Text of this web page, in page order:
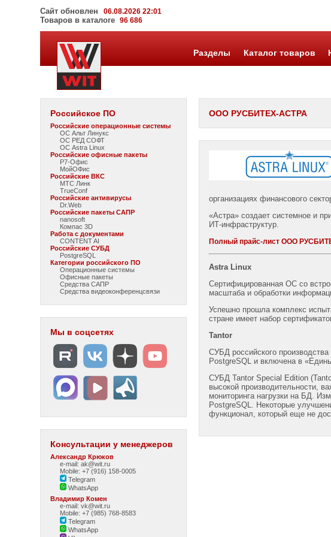
Сайт обновлен 06.08.2026 22:01
Товаров в каталоге96 686
Разделы Каталог товаров
Российское ПО
Российские операционные системы
ОС Альт Линукс
ОС РЕД СОФТ
ОС Astra Linux
Российские офисные пакеты
Р7-Офис
МойОФис
Российские ВКС
МТС Линк
TrueConf
Российские антивирусы
Dr.Web
Российские пакеты САПР
nanosoft
Компас 3D
Работа с документами
CONTENT AI
Российские СУБД
PostgreSQL
Категории российского ПО
Операционные системы
Офисные пакеты
Средства САПР
Средства видеоконференцсвязи
Мы в соцсетях
Консультации у менеджеров
Александр Крюков
e-mail: ak@wit.ru
Mobile: +7 (916) 158-0005
Telegram
WhatsApp
Владимир Комен
e-mail: vk@wit.ru
Mobile: +7 (985) 768-8583
Telegram
WhatsApp
ООО РУСБИТЕХ-АСТРА
организациях финансового
«Астра» создает системное и
ИТ-инфраструктур.
Полный прайс-лист ООО
Astra Linux
Cертифицированная ОС со
масштаба и обработки
Успешно прошла комплекс
стране имеет набор
Tantor
СУБД российского
PostgreSQL и включена в
СУБД Tantor Special Edition
высокой производительности,
мониторинга нагрузки на БД.
PostgreSQL. Некоторые
функционал, который еще не